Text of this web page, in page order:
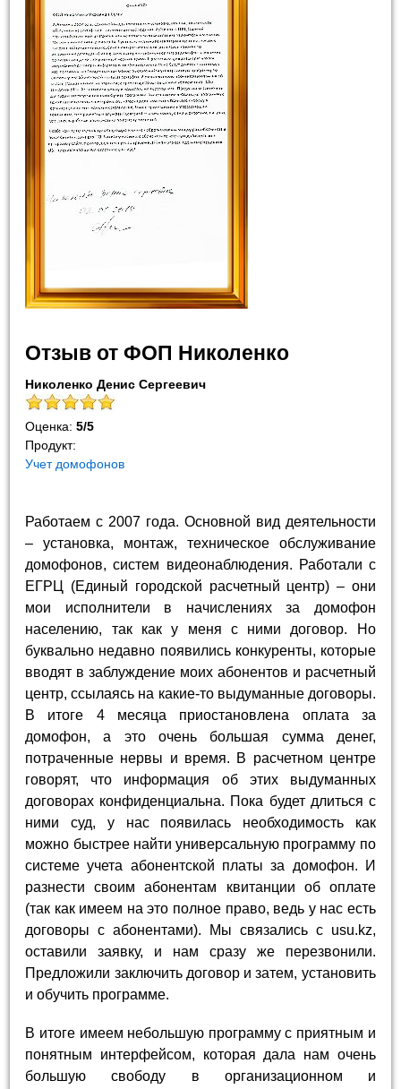
Отзыв от ФОП Николенко
Николенко Денис Сергеевич
Оценка:5/5
Продукт:
Учет домофонов
Работаем с 2007 года. Основной вид деятельности
– установка, монтаж, техническое обслуживание
домофонов, систем видеонаблюдения. Работали с
ЕГРЦ (Единый городской расчетный центр) – они
мои исполнители в начислениях за домофон
населению, так как у меня с ними договор. Но
буквально недавно появились конкуренты, которые
вводят в заблуждение моих абонентов и расчетный
центр, ссылаясь на какие-то выдуманные договоры.
В итоге 4 месяца приостановлена оплата за
домофон, а это очень большая сумма денег,
потраченные нервы и время. В расчетном центре
говорят, что информация об этих выдуманных
договорах конфиденциальна. Пока будет длиться с
ними суд, у нас появилась необходимость как
можно быстрее найти универсальную программу по
системе учета абонентской платы за домофон. И
разнести своим абонентам квитанции об оплате
(так как имеем на это полное право, ведь у нас есть
договоры с абонентами). Мы связались с usu.kz,
оставили заявку, и нам сразу же перезвонили.
Предложили заключить договор и затем, установить
и обучить программе.
В итоге имеем небольшую программу с приятным и
понятным интерфейсом, которая дала нам очень
большую свободу в организационном и